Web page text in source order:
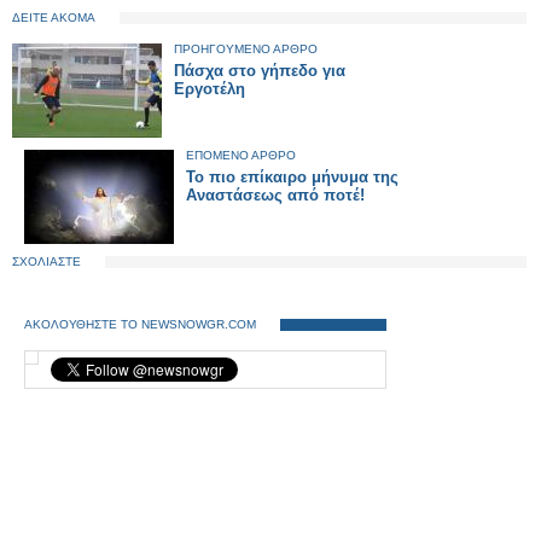
ΔΕΙΤΕ ΑΚΟΜΑ
ΠΡΟΗΓΟΥΜΕΝΟ ΑΡΘΡΟ
Πάσχα στο γήπεδο για
Εργοτέλη
ΕΠΟΜΕΝΟ ΑΡΘΡΟ
Το πιο επίκαιρο μήνυμα της
Αναστάσεως από ποτέ!
ΣΧΟΛΙΑΣΤΕ
ΑΚΟΛΟΥΘΗΣΤΕ ΤΟ NEWSNOWGR.COM